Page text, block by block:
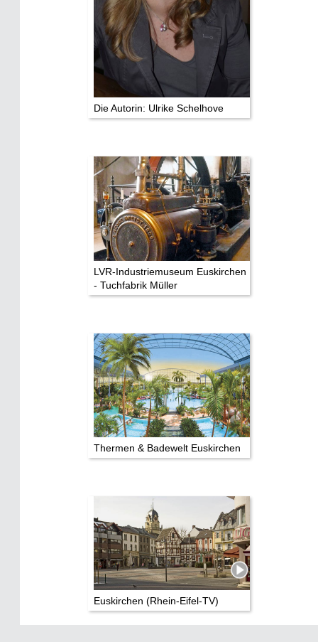
Die Autorin: Ulrike Schelhove
LVR-Industriemuseum Euskirchen
- Tuchfabrik Müller
Thermen & Badewelt Euskirchen
Euskirchen (Rhein-Eifel-TV)